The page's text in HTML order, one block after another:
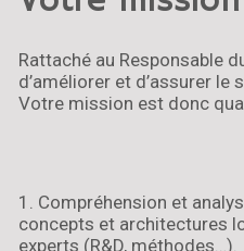
Rattaché au Responsable
d’améliorer et d’assurer
Votre mission est donc
1. Compréhension et
concepts et architectures
experts (R&D, méthodes…).